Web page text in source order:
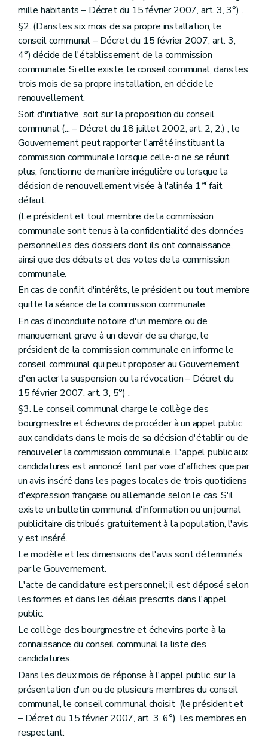
Art. 212
Sous-section 2 De l'étude préalable
Art. 213
Sous-section 3 De la maintenance
Art. 214
Section 3 De la restauration
Art. 215
Art.
215
Art. 216
Section3/1
Du certificat de patrimoine
Art.216/1
Section 4 De l'Institut du patrimoine wallon
Sous-section première Création
Art. 217
Sous-section 2 Objet et missions
Art. 218
Art. 220bis
Art.220ter
Art. 221
Art. 221bis
Art. 221ter
Art. 222
Sous-section 3 Ressources
Art. 223
Art. 224
Sous-section 4 Gestion de l'Institut
Art. 225
Sous-section 5 Commission consultative
Art. 226
Art. 227
Sous-section 6
Art. 228
Art. 229
Chapitre III Des indemnités
Art. 230
Titre III Du petit patrimoine populaire
Art. 231
Titre IV De l'archéologie
Chapitre premier Des définitions
Art. 232
Chapitre II Des mesures de protection
Art. 233
Art. 234
Art. 235
Chapitre III Des sondages archéologiques et des fouilles
Art. 237
Art. 238
Art. 239
Art. 240
Art. 242
Art. 243
Art. 244
Chapitre IV
Art. 245
Art. 246
Art. 247
Art. 248
Chapitre V Des découvertes fortuites
Art. 249
mille habitants – Décret du 15 février 2007, art. 3, 3°) .
§2. (Dans les six mois de sa propre installation, le
conseil communal – Décret du 15 février 2007, art. 3,
4°) décide de l'établissement de la commission
communale. Si elle existe, le conseil communal, dans les
trois mois de sa propre installation, en décide le
renouvellement.
Soit d'initiative, soit sur la proposition du conseil
communal (... – Décret du 18 juillet 2002, art. 2, 2.) , le
Gouvernement peut rapporter l'arrêté instituant la
commission communale lorsque celle-ci ne se réunit
plus, fonctionne de manière irrégulière ou lorsque la
décision de renouvellement visée à l'alinéa 1erfait
défaut.
(Le président et tout membre de la commission
communale sont tenus à la confidentialité des données
personnelles des dossiers dont ils ont connaissance,
ainsi que des débats et des votes de la commission
communale.
En cas de conflit d'intérêts, le président ou tout membre
quitte la séance de la commission communale.
En cas d'inconduite notoire d'un membre ou de
manquement grave à un devoir de sa charge, le
président de la commission communale en informe le
conseil communal qui peut proposer au Gouvernement
d'en acter la suspension ou la révocation – Décret du
15 février 2007, art. 3, 5°) .
§3. Le conseil communal charge le collège des
bourgmestre et échevins de procéder à un appel public
aux candidats dans le mois de sa décision d'établir ou de
renouveler la commission communale. L'appel public aux
candidatures est annoncé tant par voie d'affiches que par
un avis inséré dans les pages locales de trois quotidiens
d'expression française ou allemande selon le cas. S'il
existe un bulletin communal d'information ou un journal
publicitaire distribués gratuitement à la population, l'avis
y est inséré.
Le modèle et les dimensions de l'avis sont déterminés
par le Gouvernement.
L'acte de candidature est personnel; il est déposé selon
les formes et dans les délais prescrits dans l'appel
public.
Le collège des bourgmestre et échevins porte à la
connaissance du conseil communal la liste des
candidatures.
Dans les deux mois de réponse à l'appel public, sur la
présentation d'un ou de plusieurs membres du conseil
communal, le conseil communal choisit (le président et
– Décret du 15 février 2007, art. 3, 6°) les membres en
respectant: